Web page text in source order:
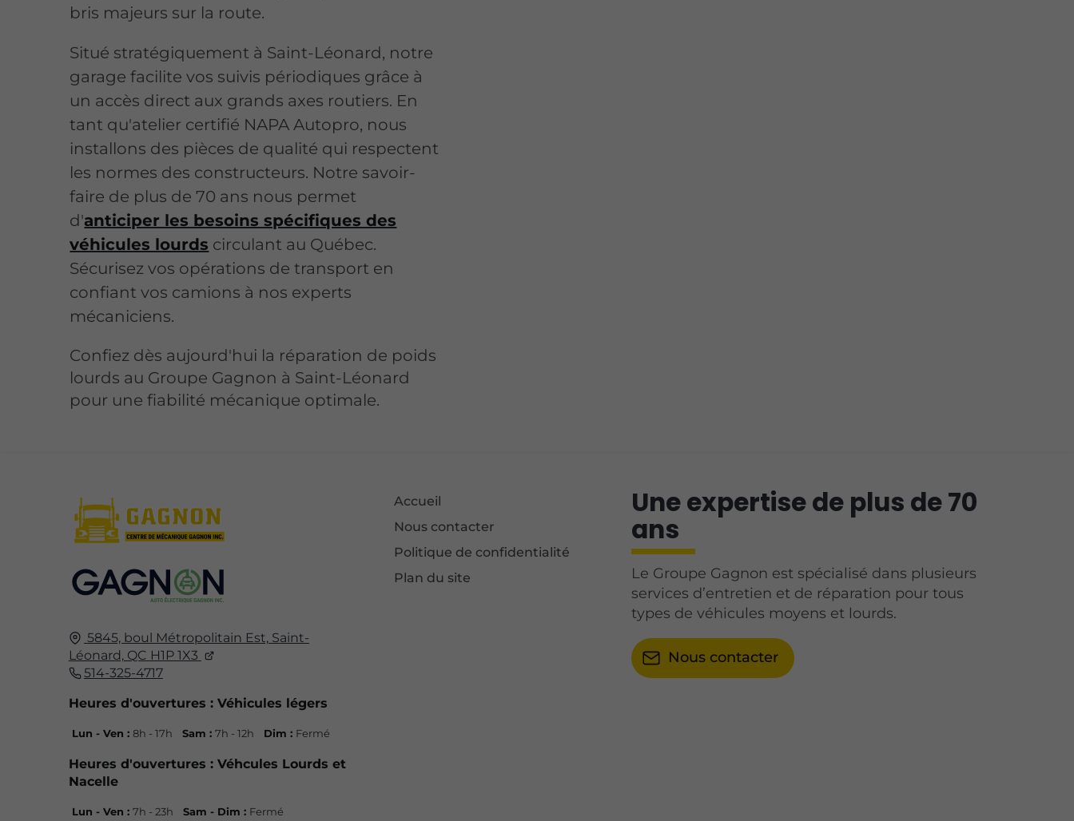
bris majeurs sur la route.
Situé stratégiquement à Saint-Léonard, notre
garage facilite vos suivis périodiques grâce à
un accès direct aux grands axes routiers. En
tant qu'atelier certifié NAPA Autopro, nous
installons des pièces de qualité qui respectent
les normes des constructeurs. Notre savoir-
faire de plus de 70 ans nous permet
d'anticiper les besoins spécifiques des
véhicules lourds circulant au Québec.
Sécurisez vos opérations de transport en
confiant vos camions à nos experts
mécaniciens.
Confiez dès aujourd'hui la réparation de poids
lourds au Groupe Gagnon à Saint-Léonard
pour une fiabilité mécanique optimale.
5845, boul Métropolitain Est, Saint-
Léonard, QC H1P 1X3
514-325-4717
Heures d'ouvertures : Véhicules légers
Lun - Ven : 8h - 17h Sam : 7h - 12h Dim : Fermé
Heures d'ouvertures : Véhcules Lourds et
Nacelle
Lun - Ven : 7h - 23h Sam - Dim : Fermé
Accueil
Nous contacter
Politique de confidentialité
Plan du site
Une expertise de plus de 70
ans
Le Groupe Gagnon est spécialisé dans plusieurs
services d’entretien et de réparation pour tous
types de véhicules moyens et lourds.
Nous contacter